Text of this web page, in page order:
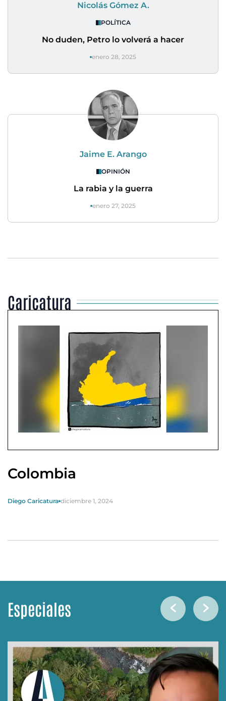
Nicolás Gómez A.
POLÍTICA
No duden, Petro lo volverá a hacer
enero 28, 2025
Jaime E. Arango
OPINIÓN
La rabia y la guerra
enero 27, 2025
Caricatura
Colombia
Diego Caricatura diciembre 1, 2024
Especiales